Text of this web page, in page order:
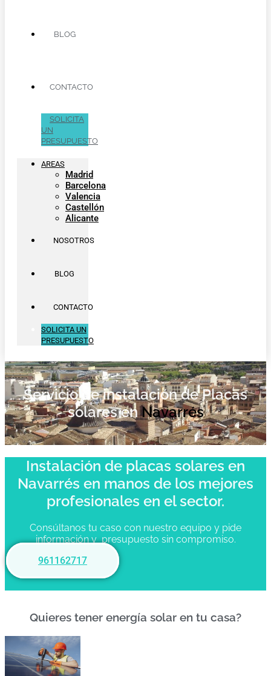
BLOG
CONTACTO
SOLICITA
UN
PRESUPUESTO
AREAS
Madrid
Barcelona
Valencia
Castellón
Alicante
NOSOTROS
BLOG
CONTACTO
SOLICITA UN
PRESUPUESTO
Servicio de instalación de Placas
solares enNavarrés
Instalación de placas solares en
Navarrés en manos de los mejores
profesionales en el sector.
Consúltanos tu caso con nuestro equipo y pide
información y presupuesto sin compromiso.
961162717
Quieres tener energía solar en tu casa?